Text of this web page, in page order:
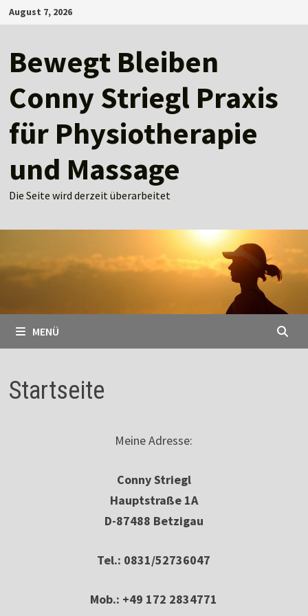
Zum
Inhalt
August 7, 2026
Bewegt Bleiben
Conny Striegl Praxis
für Physiotherapie
und Massage
Die Seite wird derzeit überarbeitet
MENÜ
Startseite
Meine Adresse:
Conny Striegl
Hauptstraße 1A
D-87488 Betzigau
Tel.: 0831/52736047
Mob.: +49 172 2834771